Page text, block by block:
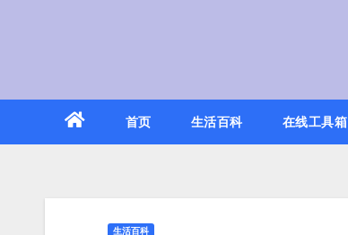
首页 生活百科 在线工具箱
生活百科